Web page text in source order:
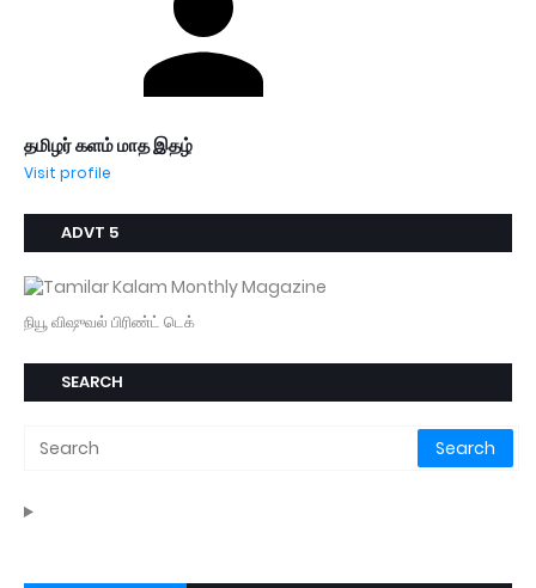
தமிழர் களம் மாத இதழ்
Visit profile
ADVT 5
நியூ விஷுவல் பிரிண்ட் டெக்
SEARCH